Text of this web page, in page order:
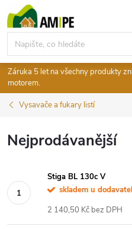
na
obsah
Záruka 5 let na všechny produkty
motorem.
Vysavače a fukary listí
Nejprodávanější
Stiga BL 130c V
skladem u
2 140,50 Kč bez DPH